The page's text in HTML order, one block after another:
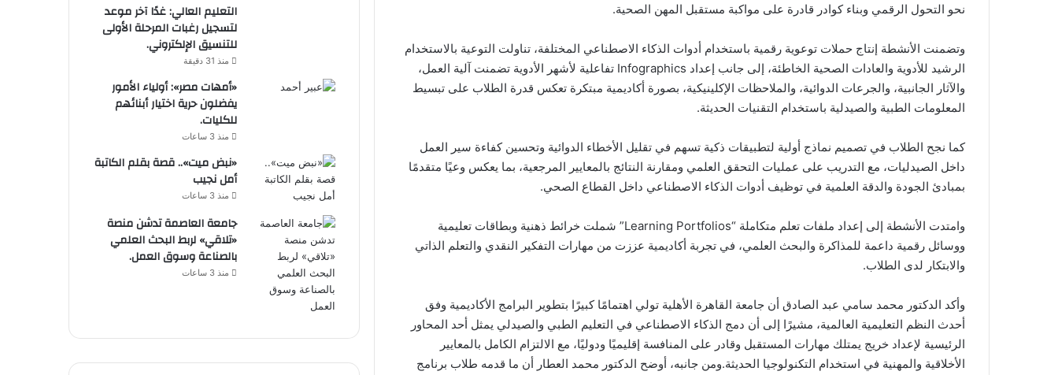
نحو التحول الرقمي وبناء كوادر قادرة على مواكبة مستقبل المهن الصحية.
وتضمنت الأنشطة إنتاج حملات توعوية رقمية باستخدام أدوات الذكاء الاصطناعي المختلفة، تناولت التوعية بالاستخدام
الرشيد للأدوية والعادات الصحية الخاطئة، إلى جانب إعداد Infographics تفاعلية لأشهر الأدوية تضمنت آلية العمل،
والآثار الجانبية، والجرعات الدوائية، والملاحظات الإكلينيكية، بصورة أكاديمية مبتكرة تعكس قدرة الطلاب على تبسيط
المعلومات الطبية والصيدلية باستخدام التقنيات الحديثة.
كما نجح الطلاب في تصميم نماذج أولية لتطبيقات ذكية تسهم في تقليل الأخطاء الدوائية وتحسين كفاءة سير العمل
داخل الصيدليات، مع التدريب على عمليات التحقق العلمي ومقارنة النتائج بالمعايير المرجعية، بما يعكس وعيًا متقدمًا
بمبادئ الجودة والدقة العلمية في توظيف أدوات الذكاء الاصطناعي داخل القطاع الصحي.
وامتدت الأنشطة إلى إعداد ملفات تعلم متكاملة “Learning Portfolios” شملت خرائط ذهنية وبطاقات تعليمية
ووسائل رقمية داعمة للمذاكرة والبحث العلمي، في تجربة أكاديمية عززت من مهارات التفكير النقدي والتعلم الذاتي
والابتكار لدى الطلاب.
وأكد الدكتور محمد سامي عبد الصادق أن جامعة القاهرة الأهلية تولي اهتمامًا كبيرًا بتطوير البرامج الأكاديمية وفق
أحدث النظم التعليمية العالمية، مشيرًا إلى أن دمج الذكاء الاصطناعي في التعليم الطبي والصيدلي يمثل أحد المحاور
الرئيسية لإعداد خريج يمتلك مهارات المستقبل وقادر على المنافسة إقليميًا ودوليًا، مع الالتزام الكامل بالمعايير
الأخلاقية والمهنية في استخدام التكنولوجيا الحديثة.ومن جانبه، أوضح الدكتور محمد العطار أن ما قدمه طلاب برنامج
التعليم العالي: غدًا آخر موعد
لتسجيل رغبات المرحلة الأولى
للتنسيق الإلكتروني.
منذ 31 دقيقة
«أمهات مصر»: أولياء الأمور
يفضلون حرية اختيار أبنائهم
للكليات.
منذ 3 ساعات
«نبض ميت».. قصة بقلم الكاتبة
أمل نجيب
منذ 3 ساعات
جامعة العاصمة تدشن منصة
«تلاقي» لربط البحث العلمي
بالصناعة وسوق العمل.
منذ 3 ساعات